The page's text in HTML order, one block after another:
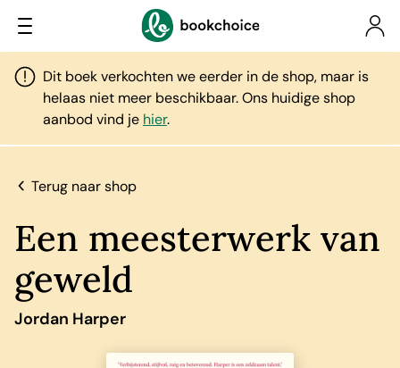
Dit boek verkochten we eerder in de shop, maar is
helaas niet meer beschikbaar. Ons huidige shop
aanbod vind je hier.
Terug naar shop
Een meesterwerk van
geweld
Jordan Harper